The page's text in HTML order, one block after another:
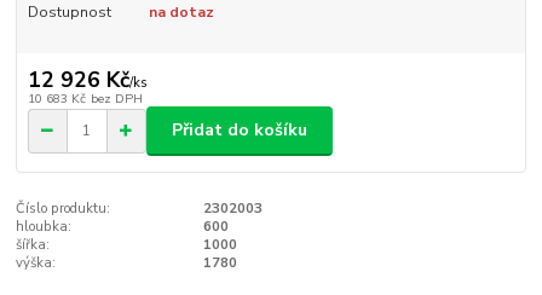
Dostupnost na dotaz
12 926 Kč/ks
10 683 Kč bez DPH
Přidat do košíku
Číslo produktu:
2302003
hloubka:
600
šířka:
1000
výška:
1780